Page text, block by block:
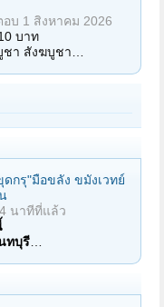
อบ 1 สิงหาคม 2026
บาท
ชา สังฆบูชา…
ดกรุ"มือขลัง ขมังเวทย์
นาทีที่แล้ว
ทบุรี